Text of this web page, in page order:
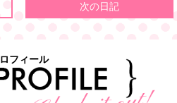
次の日記
フィール